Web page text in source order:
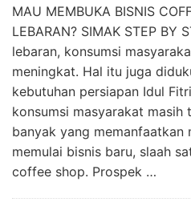
MAU MEMBUKA BISNIS
LEBARAN? SIMAK STEP BY
lebaran, konsumsi
meningkat. Hal itu juga
kebutuhan persiapan Idul
konsumsi masyarakat masih
banyak yang memanfaatkan
memulai bisnis baru, slaah
coffee shop. Prospek …